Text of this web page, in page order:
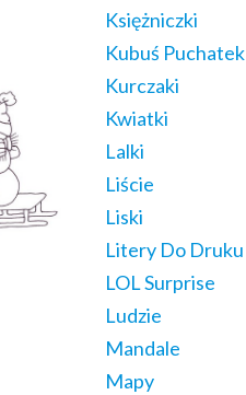
Księżniczki
Kubuś Puchatek
Kurczaki
Kwiatki
Lalki
Liście
Liski
Litery Do Druku
LOL Surprise
Ludzie
Mandale
Mapy